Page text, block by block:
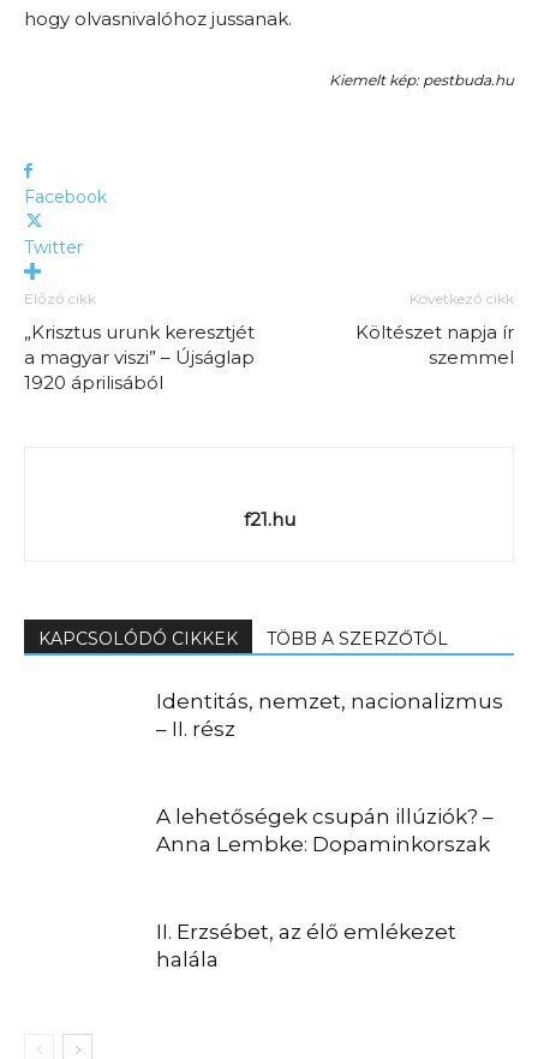
hogy olvasnivalóhoz jussanak.
Kiemelt kép: pestbuda.hu
Facebook
Twitter
Előző cikk
„Krisztus urunk keresztjét
a magyar viszi” – Újságlap
1920 áprilisából
Következő cikk
Költészet napja ír
szemmel
f21.hu
KAPCSOLÓDÓ CIKKEK TÖBB A SZERZŐTŐL
Identitás, nemzet, nacionalizmus
– II. rész
A lehetőségek csupán illúziók? –
Anna Lembke: Dopaminkorszak
II. Erzsébet, az élő emlékezet
halála